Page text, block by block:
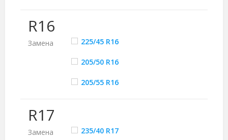
R16
Замена 225/45 R16
205/50 R16
205/55 R16
R17
Замена 235/40 R17